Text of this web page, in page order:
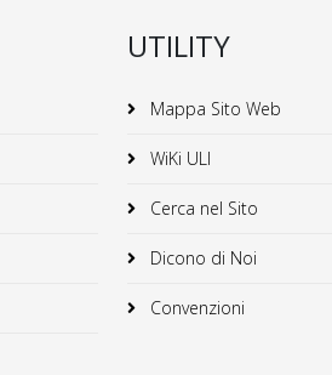
UTILITY
Mappa Sito Web
WiKi ULI
Cerca nel Sito
Dicono di Noi
Convenzioni